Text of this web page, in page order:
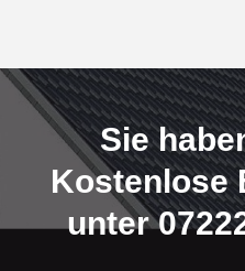
Sie
Kostenlose
unter